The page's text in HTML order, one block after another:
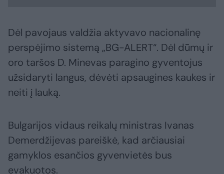
Dėl pavojaus valdžia aktyvavo nacionalinę
perspėjimo sistemą „BG-ALERT“. Dėl dūmų ir
oro taršos D. Minevas paragino gyventojus
užsidaryti langus, dėvėti apsaugines kaukes ir
neiti į lauką.
Bulgarijos vidaus reikalų ministras Ivanas
Demerdžijevas pareiškė, kad arčiausiai
gamyklos esančios gyvenvietės bus
evakuotos.